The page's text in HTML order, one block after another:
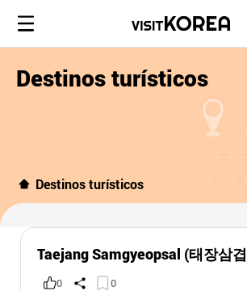
Destinos turísticos
Destinos turísticos
Taejang Samgyeopsal (태장삼
0 0